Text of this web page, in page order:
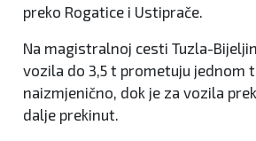
preko Rogatice i Ustiprače.
Na magistralnoj cesti Tuzla-
vozila do 3,5 t prometuju jednom
naizmjenično, dok je za vozila
dalje prekinut.